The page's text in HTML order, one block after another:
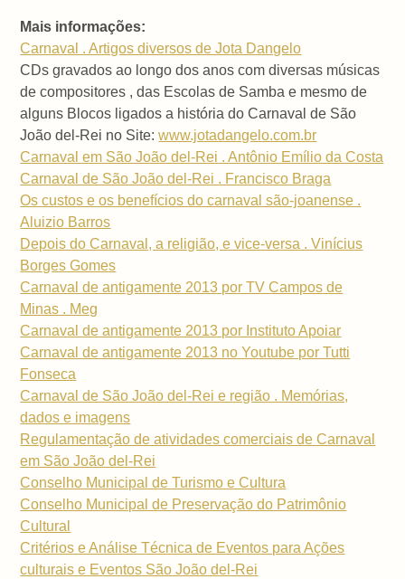
Mais informações:
Carnaval . Artigos diversos de Jota Dangelo
CDs gravados ao longo dos anos com diversas músicas
de compositores , das Escolas de Samba e mesmo de
alguns Blocos ligados a história do Carnaval de São
João del-Rei no Site:www.jotadangelo.com.br
Carnaval em São João del-Rei . Antônio Emílio da Costa
Carnaval de São João del-Rei . Francisco Braga
Os custos e os benefícios do carnaval são-joanense .
Aluizio Barros
Depois do Carnaval, a religião, e vice-versa . Vinícius
Borges Gomes
Carnaval de antigamente 2013 por TV Campos de
Minas . Meg
Carnaval de antigamente 2013 por Instituto Apoiar
Carnaval de antigamente 2013 no Youtube por Tutti
Fonseca
Carnaval de São João del-Rei e região . Memórias,
dados e imagens
Regulamentação de atividades comerciais de Carnaval
em São João del-Rei
Conselho Municipal de Turismo e Cultura
Conselho Municipal de Preservação do Patrimônio
Cultural
Critérios e Análise Técnica de Eventos para Ações
culturais e Eventos São João del-Rei